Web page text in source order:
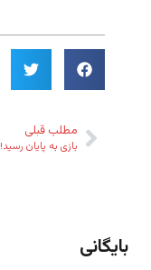
مطلب قبلی
بازی به پایان رسید!
بایگانی